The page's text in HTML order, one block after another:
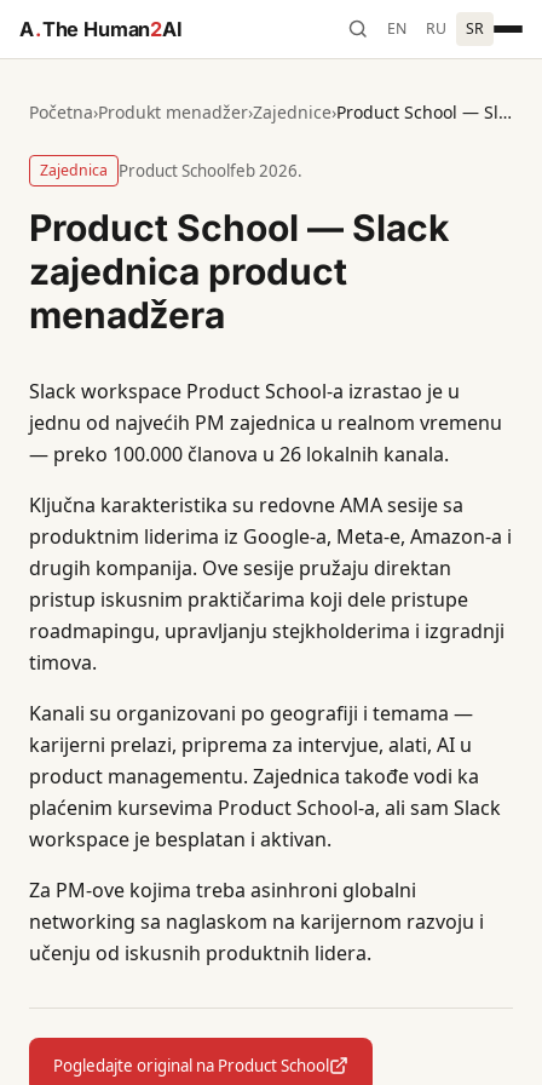
A.The Human2AI EN RU SR
Početna›Produkt menadžer›Zajednice› Product School — Slack zajednica product menadžera
Zajednica Product Schoolfeb 2026.
Product School — Slack
zajednica product
menadžera
Slack workspace Product School-a izrastao je u
jednu od najvećih PM zajednica u realnom vremenu
— preko 100.000 članova u 26 lokalnih kanala.
Ključna karakteristika su redovne AMA sesije sa
produktnim liderima iz Google-a, Meta-e, Amazon-a i
drugih kompanija. Ove sesije pružaju direktan
pristup iskusnim praktičarima koji dele pristupe
roadmapingu, upravljanju stejkholderima i izgradnji
timova.
Kanali su organizovani po geografiji i temama —
karijerni prelazi, priprema za intervjue, alati, AI u
product managementu. Zajednica takođe vodi ka
plaćenim kursevima Product School-a, ali sam Slack
workspace je besplatan i aktivan.
Za PM-ove kojima treba asinhroni globalni
networking sa naglaskom na karijernom razvoju i
učenju od iskusnih produktnih lidera.
Pogledajte original na Product School